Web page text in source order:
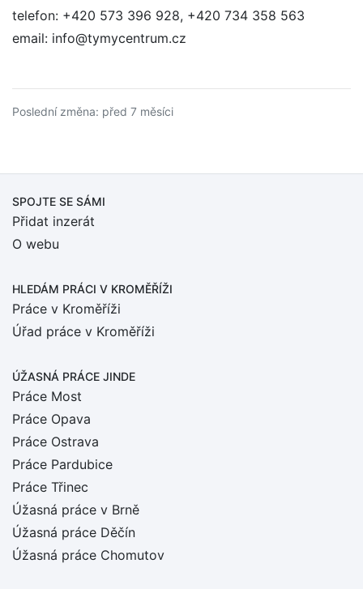
telefon: +420 573 396 928, +420 734 358 563
email: info@tymycentrum.cz
Poslední změna: před 7 měsíci
SPOJTE SE SÁMI
Přidat inzerát
O webu
HLEDÁM PRÁCI V KROMĚŘÍŽI
Práce v Kroměříži
Úřad práce v Kroměříži
ÚŽASNÁ PRÁCE JINDE
Práce Most
Práce Opava
Práce Ostrava
Práce Pardubice
Práce Třinec
Úžasná práce v Brně
Úžasná práce Děčín
Úžasná práce Chomutov